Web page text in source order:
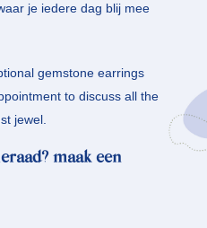
je iedere dag blij mee
gemstone earrings
to discuss all the
jewel.
maak een